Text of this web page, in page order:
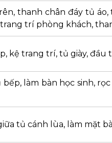
thanh chân đáy tủ
trí phòng khách,
kệ trang trí, tủ giày, đầu
bếp, làm bàn học sinh,
tủ cánh lùa, làm mặt